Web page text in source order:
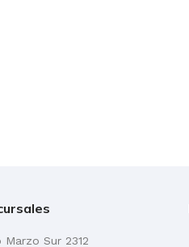
Marzo Sur 2312